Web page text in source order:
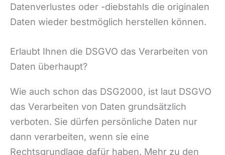
Datenverlustes oder -diebstahls die originalen
Daten wieder bestmöglich herstellen können.
Erlaubt Ihnen die DSGVO das Verarbeiten von
Daten überhaupt?
Wie auch schon das DSG2000, ist laut DSGVO
das Verarbeiten von Daten grundsätzlich
verboten. Sie dürfen persönliche Daten nur
dann verarbeiten, wenn sie eine
Rechtsgrundlage dafür haben. Mehr zu den